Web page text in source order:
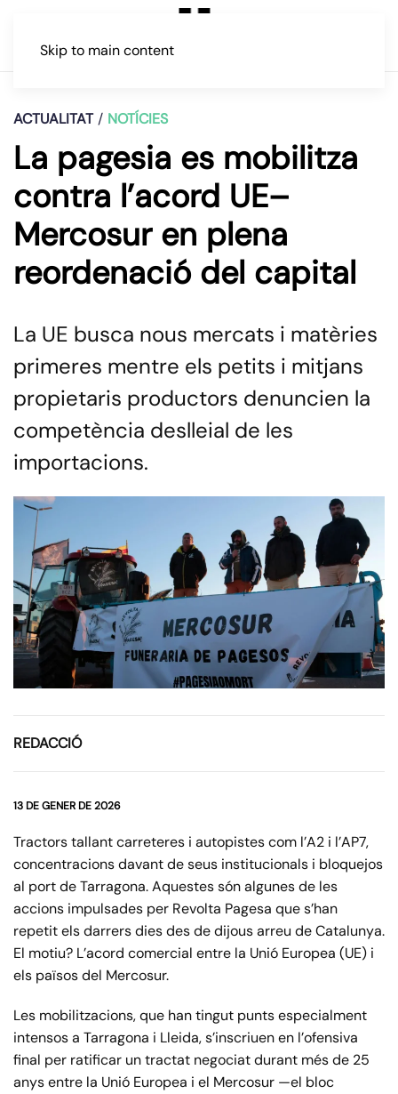
Skip to main content
ACTUALITAT NOTÍCIES
La pagesia es mobilitza
contra l’acord UE–
Mercosur en plena
reordenació del capital
La UE busca nous mercats i matèries
primeres mentre els petits i mitjans
propietaris productors denuncien la
competència deslleial de les
importacions.
REDACCIÓ
13 DE GENER DE 2026
Tractors tallant carreteres i autopistes com l’A2 i l’AP7,
concentracions davant de seus institucionals i bloquejos
al port de Tarragona. Aquestes són algunes de les
accions impulsades per Revolta Pagesa que s’han
repetit els darrers dies des de dijous arreu de Catalunya.
El motiu? L’acord comercial entre la Unió Europea (UE) i
els països del Mercosur.
Les mobilitzacions, que han tingut punts especialment
intensos a Tarragona i Lleida, s’inscriuen en l’ofensiva
final per ratificar un tractat negociat durant més de 25
anys entre la Unió Europea i el Mercosur —el bloc